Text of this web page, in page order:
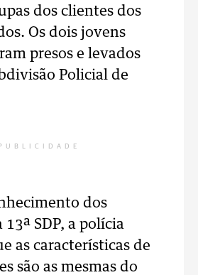
dos clientes dos
Os dois jovens
presos e levados
Policial de
PUBLICIDADE
dos
SDP, a polícia
as características de
são as mesmas do